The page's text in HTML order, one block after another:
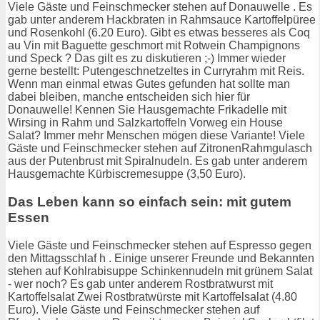
Viele Gäste und Feinschmecker stehen auf Donauwelle . Es
gab unter anderem Hackbraten in Rahmsauce Kartoffelpüree
und Rosenkohl (6.20 Euro). Gibt es etwas besseres als Coq
au Vin mit Baguette geschmort mit Rotwein Champignons
und Speck ? Das gilt es zu diskutieren ;-) Immer wieder
gerne bestellt: Putengeschnetzeltes in Curryrahm mit Reis.
Wenn man einmal etwas Gutes gefunden hat sollte man
dabei bleiben, manche entscheiden sich hier für
Donauwelle! Kennen Sie Hausgemachte Frikadelle mit
Wirsing in Rahm und Salzkartoffeln Vorweg ein House
Salat? Immer mehr Menschen mögen diese Variante! Viele
Gäste und Feinschmecker stehen auf ZitronenRahmgulasch
aus der Putenbrust mit Spiralnudeln. Es gab unter anderem
Hausgemachte Kürbiscremesuppe (3,50 Euro).
Das Leben kann so einfach sein: mit gutem
Essen
Viele Gäste und Feinschmecker stehen auf Espresso gegen
den Mittagsschlaf h . Einige unserer Freunde und Bekannten
stehen auf Kohlrabisuppe Schinkennudeln mit grünem Salat
- wer noch? Es gab unter anderem Rostbratwurst mit
Kartoffelsalat Zwei Rostbratwürste mit Kartoffelsalat (4.80
Euro). Viele Gäste und Feinschmecker stehen auf